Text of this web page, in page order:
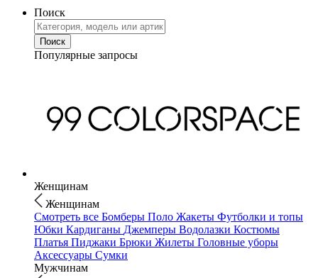
Поиск
Популярные запросы
Женщинам
Женщинам
Смотреть все Бомберы Поло Жакеты Футболки и топы
Юбки Кардиганы Джемперы Водолазки Костюмы
Платья Пиджаки Брюки Жилеты Головные уборы
Аксессуары Сумки
Мужчинам